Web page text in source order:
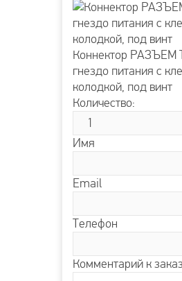
Коннектор РАЗЪЕМ
гнездо питания с
колодкой, под винт
Количество:
Имя
Email
Телефон
Комментарий к